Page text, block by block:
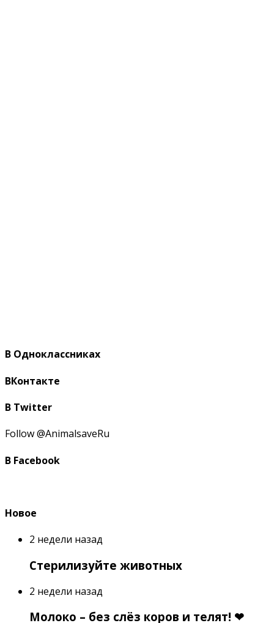
В Одноклассниках
ВКонтакте
В Twitter
Follow @AnimalsaveRu
В Facebook
Новое
2 недели назад
Стерилизуйте животных
2 недели назад
Молоко – без слёз коров и телят! ❤